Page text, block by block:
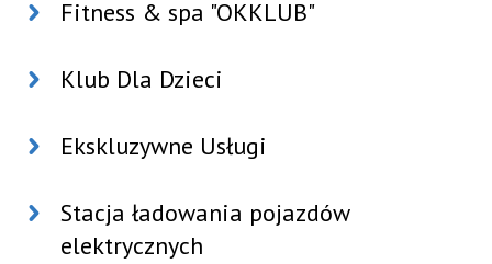
Fitness & spa "OKKLUB"
Klub Dla Dzieci
Ekskluzywne Usługi
Stacja ładowania pojazdów
elektrycznych